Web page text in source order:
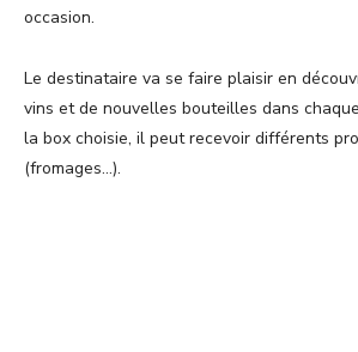
occasion.
Le destinataire va se faire plaisir en
vins et de nouvelles bouteilles dans
la box choisie, il peut recevoir différents
(fromages…).